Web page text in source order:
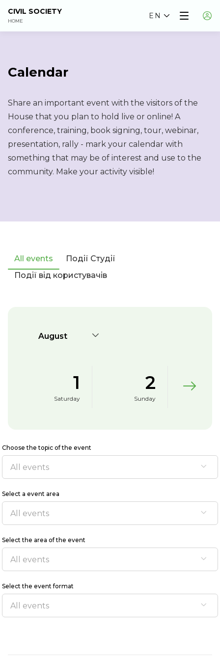
CIVIL SOCIETY
HOME
EN
Calendar
Share an important event with the visitors of the
House that you plan to hold live or online! A
conference, training, book signing, tour, webinar,
presentation, rally - mark your calendar with
something that may be of interest and use to the
community. Make your activity visible!
All events
Події Студії
Події від користувачів
August
1
Saturday
2
Sunday
Choose the topic of the event
Select a event area
Select the area of the event
Select the event format